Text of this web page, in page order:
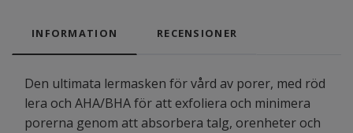
INFORMATION RECENSIONER
Den ultimata lermasken för vård av porer, med röd
lera och AHA/BHA för att exfoliera och minimera
porerna genom att absorbera talg, orenheter och